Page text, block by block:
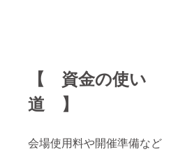
【 資金の使い
道 】
会場使用料や開催準備など